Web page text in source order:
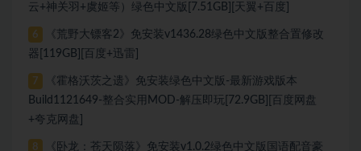
云+神关羽+虞姬等）绿色中文版[7.51GB][天翼+百度]
6
《荒野大镖客2》免安装v1436.28绿色中文版整合置修改
器[119GB][百度+迅雷]
7
《霍格沃茨之遗》免安装绿色中文版-最新游戏版本
Build1121649-整合实用MOD-解压即玩[72.9GB][百度网盘
+夸克网盘]
8
《卧龙：苍天陨落》免安装v1.0.2绿色中文版国语配音豪